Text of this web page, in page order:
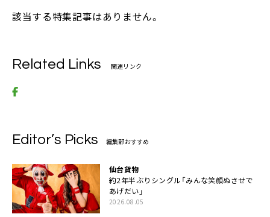
該当する特集記事はありません。
Related Links 関連リンク
Editor’s Picks 編集部おすすめ
仙台貨物
約2年半ぶりシングル「みんな笑顔ぬさせで
あげだい」
2026.08.05